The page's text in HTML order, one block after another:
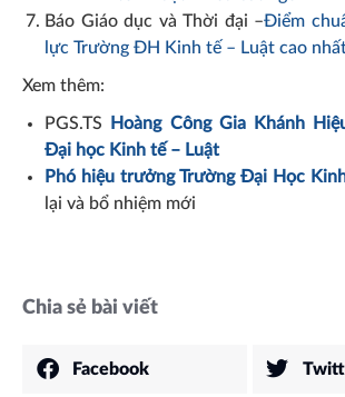
Báo Giáo dục và Thời đại –Điểm
lực Trường ĐH Kinh tế – Luật cao
Xem thêm:
PGS.TS
Hoàng Công Gia Khánh
Đại học Kinh tế – Luật
Phó hiệu trưởng Trường Đại Học
lại và bổ nhiệm mới
Chia sẻ bài viết
Facebook